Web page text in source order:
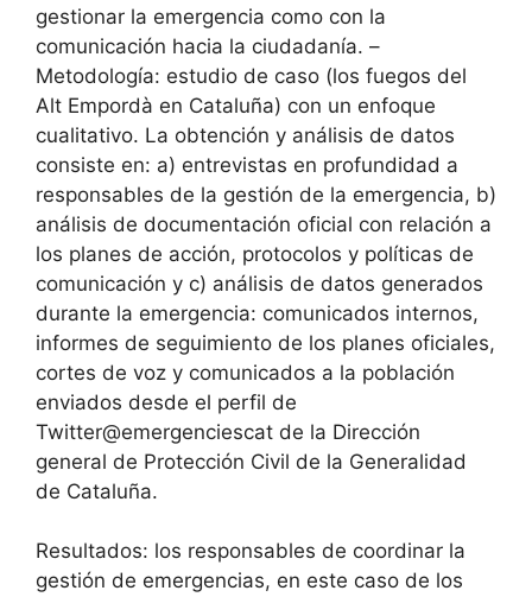
gestionar la emergencia como con la
comunicación hacia la ciudadanía. –
Metodología: estudio de caso (los fuegos del
Alt Empordà en Cataluña) con un enfoque
cualitativo. La obtención y análisis de datos
consiste en: a) entrevistas en profundidad a
responsables de la gestión de la emergencia, b)
análisis de documentación oficial con relación a
los planes de acción, protocolos y políticas de
comunicación y c) análisis de datos generados
durante la emergencia: comunicados internos,
informes de seguimiento de los planes oficiales,
cortes de voz y comunicados a la población
enviados desde el perfil de
Twitter@emergenciescat de la Dirección
general de Protección Civil de la Generalidad
de Cataluña.
Resultados: los responsables de coordinar la
gestión de emergencias, en este caso de los